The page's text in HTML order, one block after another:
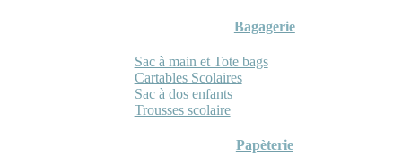
Bagagerie
Sac à main et Tote bags
Cartables Scolaires
Sac à dos enfants
Trousses scolaire
Papèterie